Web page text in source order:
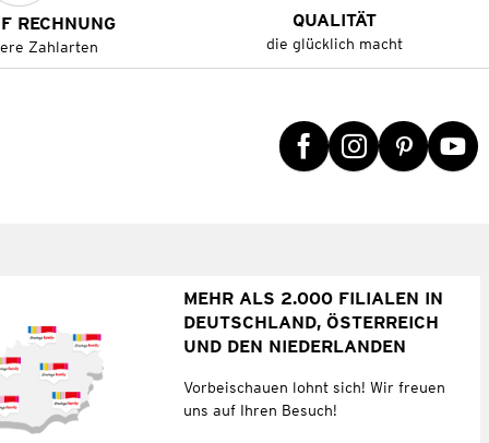
RECHNUNG
Zahlarten
QUALITÄT
die glücklich macht
MEHR ALS 2.000 FILIALEN IN
DEUTSCHLAND, ÖSTERREICH
UND DEN NIEDERLANDEN
Vorbeischauen lohnt sich! Wir freuen
uns auf Ihren Besuch!